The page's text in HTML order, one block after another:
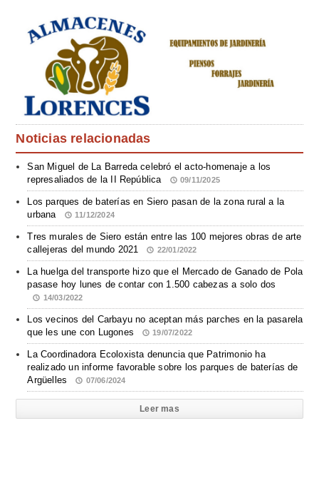
Noticias relacionadas
San Miguel de La Barreda celebró el acto-homenaje a los
represaliados de la II República
09/11/2025
Los parques de baterías en Siero pasan de la zona rural a la
urbana
11/12/2024
Tres murales de Siero están entre las 100 mejores obras de arte
callejeras del mundo 2021
22/01/2022
La huelga del transporte hizo que el Mercado de Ganado de Pola
pasase hoy lunes de contar con 1.500 cabezas a solo dos
14/03/2022
Los vecinos del Carbayu no aceptan más parches en la pasarela
que les une con Lugones
19/07/2022
La Coordinadora Ecoloxista denuncia que Patrimonio ha
realizado un informe favorable sobre los parques de baterías de
Argüelles
07/06/2024
Leer mas